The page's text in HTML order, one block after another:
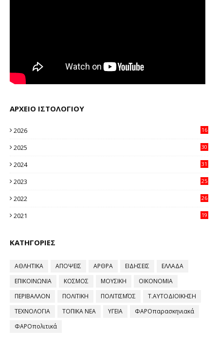
ΑΡΧΕΙΟ ΙΣΤΟΛΟΓΙΟΥ
2026
16
2025
30
2024
31
2023
25
2022
26
2021
19
ΚΑΤΗΓΟΡΙΕΣ
ΑΘΛΗΤΙΚΑ ΑΠΟΨΕΙΣ ΑΡΘΡΑ ΕΙΔΗΣΕΙΣ
ΕΛΛΑΔΑ
ΕΠΙΚΟΙΝΩΝΙΑ
ΚΟΣΜΟΣ ΜΟΥΣΙΚΗ
ΟΙΚΟΝΟΜΙΑ
ΠΕΡΙΒΑΛΛΟΝ
ΠΟΛΙΤΙΚΗ ΠΟΛΙΤΙΣΜΌΣ
Τ.ΑΥΤΟΔΙΟΙΚΗΣΗ
ΤΕΧΝΟΛΟΓΙΑ
ΤΟΠΙΚΑ ΝΕΑ ΥΓΕΙΑ
ΦΑΡΟπαρασκηνιακά
ΦΑΡΟπολιτικά